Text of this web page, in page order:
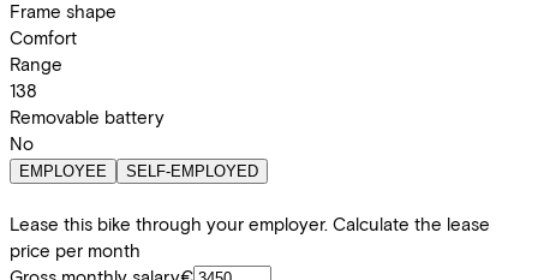
Frame shape
Comfort
Range
138
Removable battery
No
EMPLOYEE SELF-EMPLOYED
Lease this bike through your employer. Calculate the lease
price per month